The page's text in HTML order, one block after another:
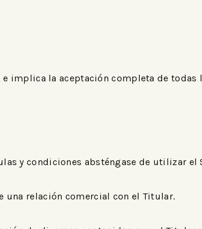
implica la aceptación completa de
y condiciones absténgase de utilizar el
una relación comercial con el Titular.